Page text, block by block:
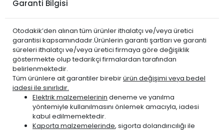
Garanti Bilgisi
Otodakik’den alınan tüm ürünler ithalatçı ve/veya üretici
garantisi kapsamındadır.Ürünlerin garanti şartları ve garanti
süreleri ithalatçı ve/veya üretici firmaya göre değişiklik
göstermekte olup tedarikçi firmalardan tarafından
belirlenmektedir.
Tüm ürünlere ait garantiler birebirürün değişimi veya bedel
iadesi ile sınırlıdır.
Elektrik malzemelerinin deneme ve yanılma
yöntemiyle kullanılmasını önlemek amacıyla, iadesi
kabul edilmemektedir.
Kaporta malzemelerinde, sigorta dolandırıcılığı ile